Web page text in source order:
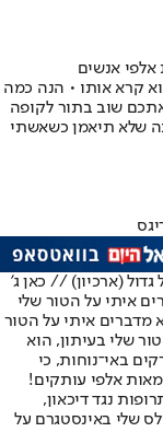
אלפי אנשים
קרא אותו • הנה כמה
שוב בתור לקופה
שלא תיאמן כשאשתי
(ארכיון) // כאן ג'
איתי על הטור שלי
מדברים איתי על הטור
שלי בעיתון, הוא
באי־נוחות, כי
אלפי עותקים!
נגד דיכאון,
שלי באינסטגרם על